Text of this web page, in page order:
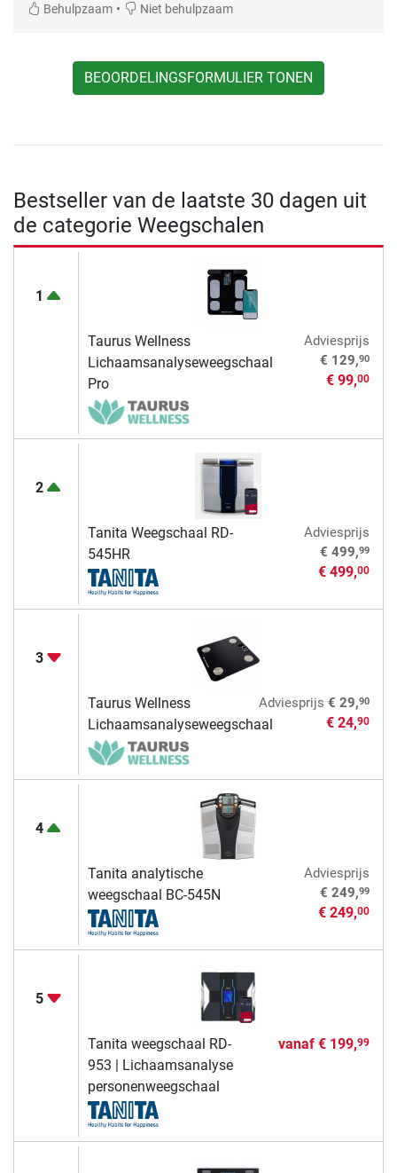
Behulpzaam • Niet behulpzaam
BEOORDELINGSFORMULIER TONEN
Bestseller van de laatste 30 dagen uit
de categorie Weegschalen
1
Taurus Wellness
Lichaamsanalyseweegschaal
Pro
Adviesprijs
€ 129,90
€ 99,00
2
Tanita Weegschaal RD-
545HR
Adviesprijs
€ 499,99
€ 499,00
3
Taurus Wellness
Lichaamsanalyseweegschaal
Adviesprijs € 29,90
€ 24,90
4
Tanita analytische
weegschaal BC-545N
Adviesprijs
€ 249,99
€ 249,00
5
Tanita weegschaal RD-
953 | Lichaamsanalyse
personenweegschaal
vanaf € 199,99